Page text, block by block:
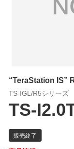
“TeraStation IS”
TS-IGL/R5シリーズ
TS-